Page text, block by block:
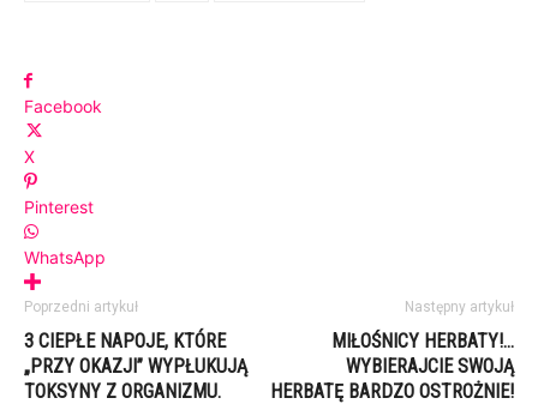
Facebook
X
Pinterest
WhatsApp
Poprzedni artykuł
3 CIEPŁE NAPOJE, KTÓRE
„PRZY OKAZJI” WYPŁUKUJĄ
TOKSYNY Z ORGANIZMU.
Następny artykuł
MIŁOŚNICY HERBATY!…
WYBIERAJCIE SWOJĄ
HERBATĘ BARDZO OSTROŻNIE!